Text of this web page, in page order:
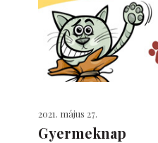
2021. május 27.
Gyermeknap